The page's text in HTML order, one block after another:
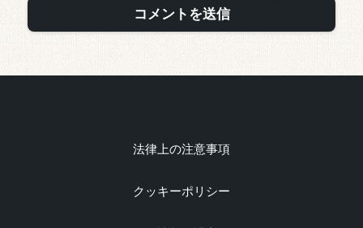
法律上の注意事項
クッキーポリシー